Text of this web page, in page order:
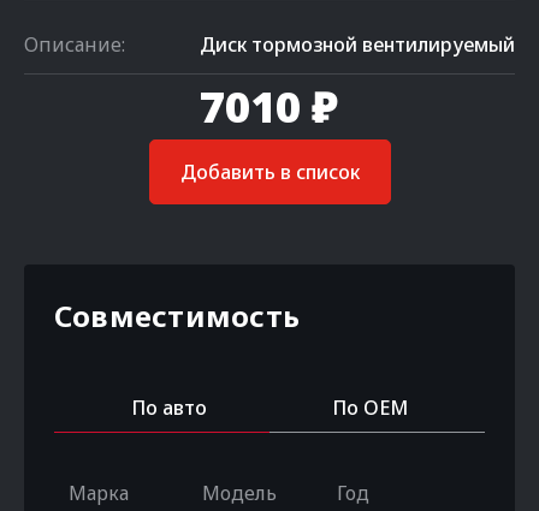
Описание: Диск тормозной вентилируемый
7010 ₽
Добавить в список
Совместимость
По авто По OEM
Марка Модель Год